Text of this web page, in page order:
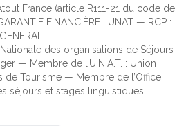
France (article R111-21 du code de
FINANCIÈRE : UNAT — RCP :
GENERALI
des organisations de Séjours
— Membre de l’U.N.A.T. : Union
de Tourisme — Membre de l’Office
séjours et stages linguistiques